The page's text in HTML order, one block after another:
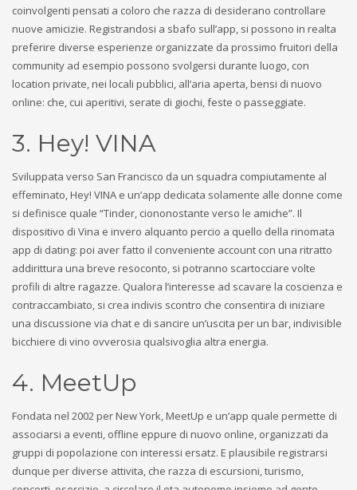
coinvolgenti pensati a coloro che razza di desiderano controllare
nuove amicizie. Registrandosi a sbafo sull’app, si possono in realta
preferire diverse esperienze organizzate da prossimo fruitori della
community ad esempio possono svolgersi durante luogo, con
location private, nei locali pubblici, all’aria aperta, bensi di nuovo
online: che, cui aperitivi, serate di giochi, feste o passeggiate.
3. Hey! VINA
Sviluppata verso San Francisco da un squadra compiutamente al
effeminato, Hey! VINA e un’app dedicata solamente alle donne come
si definisce quale “Tinder, ciononostante verso le amiche”. Il
dispositivo di Vina e invero alquanto percio a quello della rinomata
app di dating: poi aver fatto il conveniente account con una ritratto
addirittura una breve resoconto, si potranno scartocciare volte
profili di altre ragazze. Qualora l’interesse ad scavare la coscienza e
contraccambiato, si crea indivis scontro che consentira di iniziare
una discussione via chat e di sancire un’uscita per un bar, indivisible
bicchiere di vino ovverosia qualsivoglia altra energia.
4. MeetUp
Fondata nel 2002 per New York, MeetUp e un’app quale permette di
associarsi a eventi, offline eppure di nuovo online, organizzati da
gruppi di popolazione con interessi ersatz. E plausibile registrarsi
dunque per diverse attivita, che razza di escursioni, turismo,